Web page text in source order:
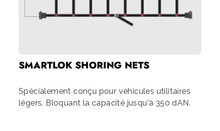
SMARTLOK SHORING NETS
Spécialement conçu pour véhicules utilitaires
légers. Bloquant la capacité jusqu'à 350 dAN.